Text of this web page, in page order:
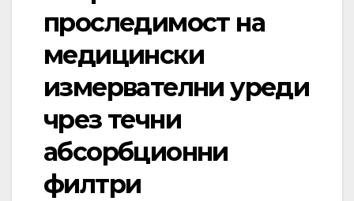
проследимост на
медицински
измервателни уреди
чрез течни
абсорбционни
филтри